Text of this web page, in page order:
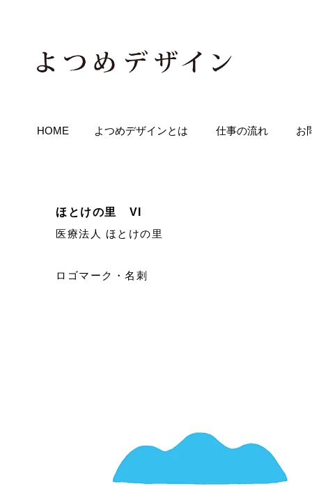
HOME よつめデザインとは 仕事の流れ お
ほとけの里 VI
医療法人 ほとけの里
​ロゴマーク・名刺